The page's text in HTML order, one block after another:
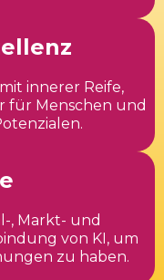
innerer Reife,
für Menschen und
, Markt- und
von KI, um
zu haben.